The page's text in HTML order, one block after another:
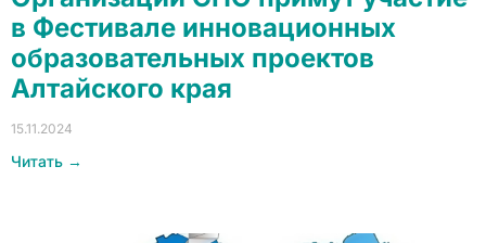
в Фестивале инновационных
образовательных проектов
Алтайского края
15.11.2024
Читать →